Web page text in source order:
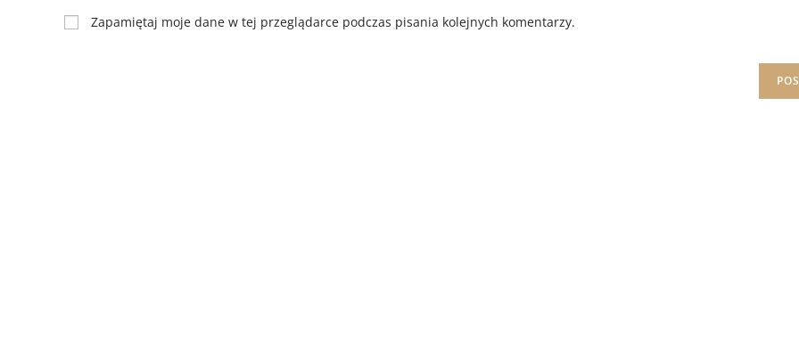
Zapamiętaj moje dane w tej przeglądarce podczas pisania kolejnych komentarzy.